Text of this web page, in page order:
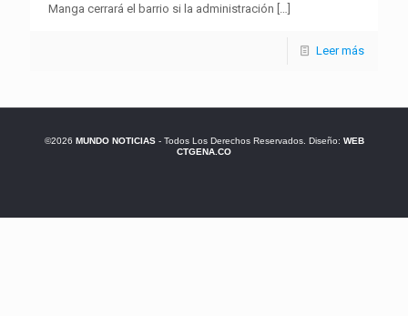
Manga cerrará el barrio si la administración […]
Leer más
©2026 MUNDO NOTICIAS- Todos Los Derechos Reservados. Diseño: WEB
CTGENA.CO